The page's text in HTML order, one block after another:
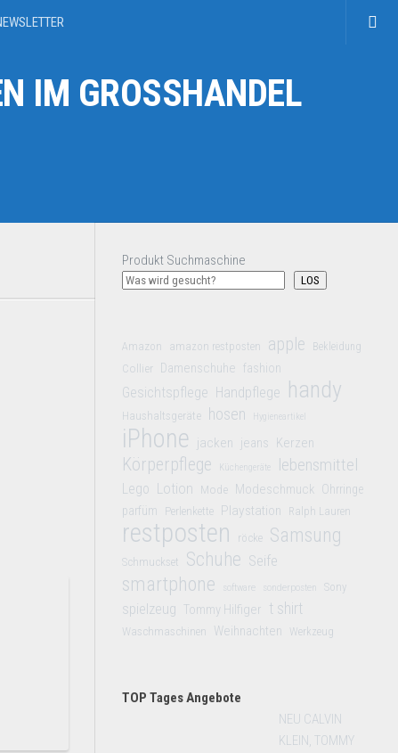
IM GROSSHANDEL
Produkt Suchmaschine
LOS
Amazon amazon restposten apple Bekleidung
Collier Damenschuhe fashion
Gesichtspflege Handpflege handy
Haushaltsgeräte hosen Hygieneartikel
iPhone jacken jeans Kerzen
Körperpflege Küchengeräte lebensmittel
Lego Lotion Mode Modeschmuck Ohrringe
parfüm
Perlenkette Playstation Ralph Lauren
restposten röcke Samsung
Schmuckset Schuhe Seife
smartphone software sonderposten Sony
spielzeug Tommy Hilfiger t shirt
Waschmaschinen Weihnachten Werkzeug
TOP Tages Angebote
NEU CALVIN
KLEIN, TOMMY